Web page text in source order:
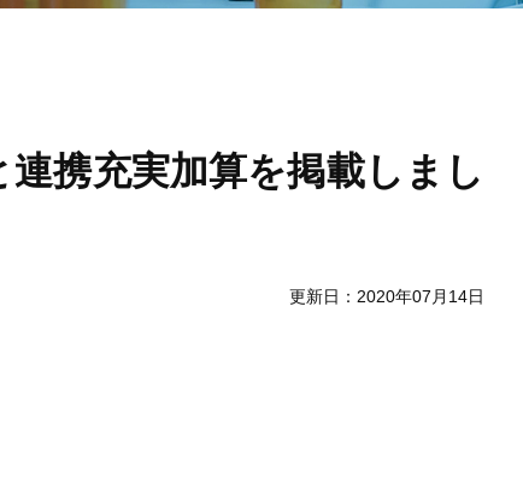
連携充実加算を掲載しまし
更新日：2020年07月14日